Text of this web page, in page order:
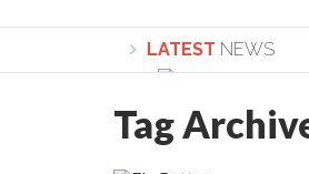
LATEST NEWS
Lepădarea de
Tag